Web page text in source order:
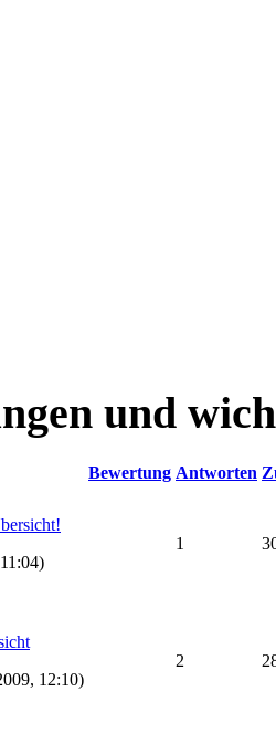
und
Bewertung Antworten
1
12:10)
2